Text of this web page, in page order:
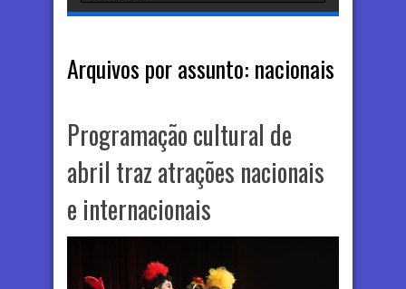
Arquivos por assunto: nacionais
Programação cultural de
abril traz atrações nacionais
e internacionais